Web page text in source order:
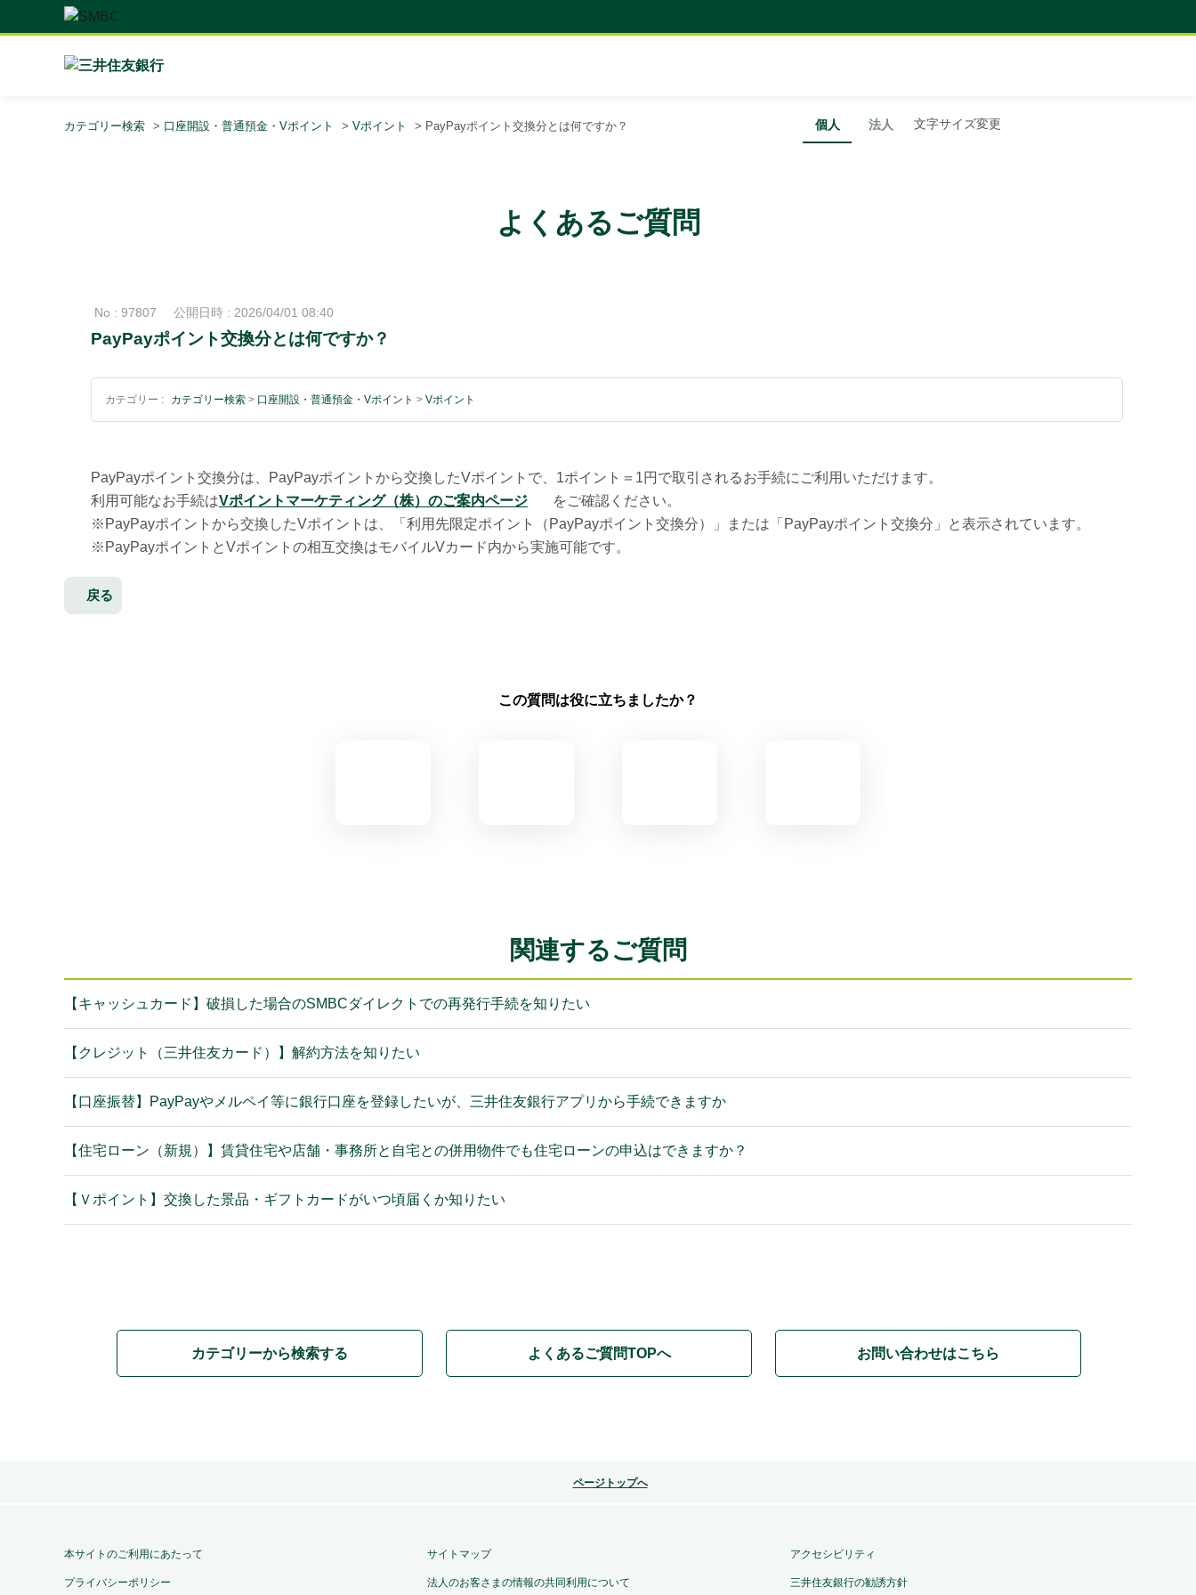
個人 法人 文字サイズ変更
カテゴリー検索 > 口座開設・普通預金・Vポイント > Vポイント > PayPayポイント交換分とは何ですか？
よくあるご質問
No : 97807 公開日時 : 2026/04/01 08:40
PayPayポイント交換分とは何ですか？
カテゴリー : カテゴリー検索 > 口座開設・普通預金・Vポイント > Vポイント
PayPayポイント交換分は、PayPayポイントから交換したVポイントで、1ポイント＝1円で取引されるお手続にご利用いただけます。
利用可能なお手続はVポイントマーケティング（株）のご案内ページ
をご確認ください。
※ PayPayポイントから交換したVポイントは、「利用先限定ポイント（PayPayポイント交換分）」または「PayPayポイント交換分」と表示されています。
※ PayPayポイントとVポイントの相互交換はモバイルVカード内から実施可能です。
戻る
この質問は役に立ちましたか？
関連するご質問
【キャッシュカード】破損した場合のSMBCダイレクトでの再発行手続を知りたい
【クレジット（三井住友カード）】解約方法を知りたい
【口座振替】PayPayやメルペイ等に銀行口座を登録したいが、三井住友銀行アプリから手続できますか
【住宅ローン（新規）】賃貸住宅や店舗・事務所と自宅との併用物件でも住宅ローンの申込はできますか？
【Ｖポイント】交換した景品・ギフトカードがいつ頃届くか知りたい
カテゴリーから検索する よくあるご質問TOPへ お問い合わせはこちら
ページトップへ
本サイトのご利用にあたって サイトマップ アクセシビリティ
プライバシーポリシー 法人のお客さまの情報の共同利用について 三井住友銀行の勧誘方針